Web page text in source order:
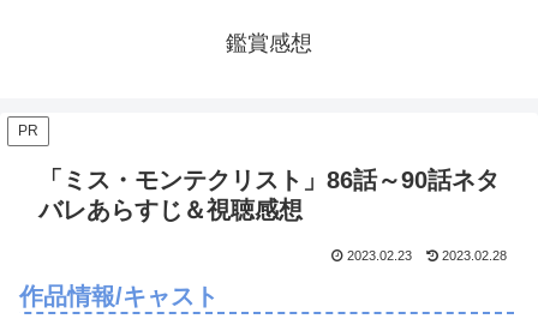
鑑賞感想
PR
「ミス・モンテクリスト」86話～90話ネタ
バレあらすじ＆視聴感想
2023.02.23 2023.02.28
作品情報/キャスト